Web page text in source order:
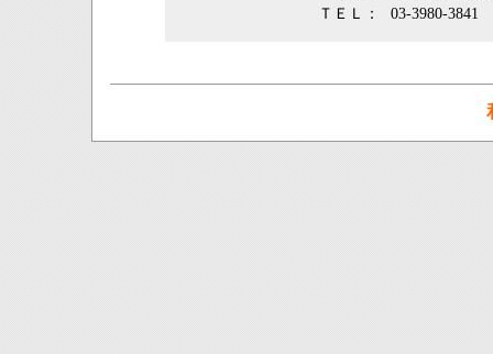
ＴＥＬ：
03-3980-3841